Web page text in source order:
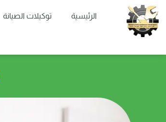
تخطي
إلى
المحتوى
الرئيسية توكيلات الصيانة